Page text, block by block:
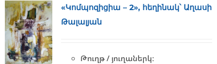
«Կոմպոզիցիա – 2», հեղինակ՝ Աղասի
Թալալյան
Թուղթ / յուղաներկ։